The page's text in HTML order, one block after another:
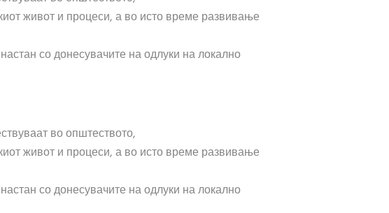
живот и процеси, а во исто време развивање
со донесувачите на одлуки на локално
во општеството,
живот и процеси, а во исто време развивање
со донесувачите на одлуки на локално